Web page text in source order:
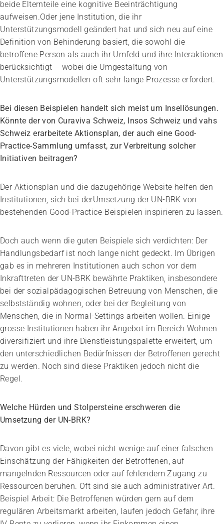
beide Elternteile eine kognitive Beeinträchtigung
aufweisen.Oder jene Institution, die ihr
Unterstützungsmodell geändert hat und sich neu auf eine
Definition von Behinderung basiert, die sowohl die
betroffene Person als auch ihr Umfeld und ihre Interaktionen
berücksichtigt – wobei die Umgestaltung von
Unterstützungsmodellen oft sehr lange Prozesse erfordert.
Bei diesen Beispielen handelt sich meist um Insellösungen.
Könnte der von Curaviva Schweiz, Insos Schweiz und vahs
Schweiz erarbeitete Aktionsplan, der auch eine Good-
Practice-Sammlung umfasst, zur Verbreitung solcher
Initiativen beitragen?
Der Aktionsplan und die dazugehörige Website helfen den
Institutionen, sich bei derUmsetzung der UN-BRK von
bestehenden Good-Practice-Beispielen inspirieren zu lassen.
Doch auch wenn die guten Beispiele sich verdichten: Der
Handlungsbedarf ist noch lange nicht gedeckt. Im Übrigen
gab es in mehreren Institutionen auch schon vor dem
Inkrafttreten der UN-BRK bewährte Praktiken, insbesondere
bei der sozialpädagogischen Betreuung von Menschen, die
selbstständig wohnen, oder bei der Begleitung von
Menschen, die in Normal-Settings arbeiten wollen. Einige
grosse Institutionen haben ihr Angebot im Bereich Wohnen
diversifiziert und ihre Dienstleistungspalette erweitert, um
den unterschiedlichen Bedürfnissen der Betroffenen gerecht
zu werden. Noch sind diese Praktiken jedoch nicht die
Regel.
Welche Hürden und Stolpersteine erschweren die
Umsetzung der UN-BRK?
Davon gibt es viele, wobei nicht wenige auf einer falschen
Einschätzung der Fähigkeiten der Betroffenen, auf
mangelnden Ressourcen oder auf fehlendem Zugang zu
Ressourcen beruhen. Oft sind sie auch administrativer Art.
Beispiel Arbeit: Die Betroffenen würden gern auf dem
regulären Arbeitsmarkt arbeiten, laufen jedoch Gefahr, ihre